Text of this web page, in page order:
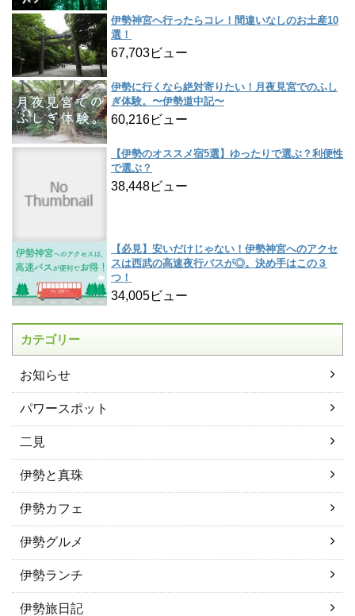
伊勢神宮へ行ったらコレ！間違いなしのお土産10
選！
67,703ビュー
伊勢に行くなら絶対寄りたい！月夜見宮でのふし
ぎ体験。〜伊勢道中記〜
60,216ビュー
【伊勢のオススメ宿5選】ゆったりで選ぶ？利便性
で選ぶ？
38,448ビュー
【必見】安いだけじゃない！伊勢神宮へのアクセ
スは西武の高速夜行バスが◎。決め手はこの３
つ！
34,005ビュー
カテゴリー
お知らせ
パワースポット
二見
伊勢と真珠
伊勢カフェ
伊勢グルメ
伊勢ランチ
伊勢旅日記